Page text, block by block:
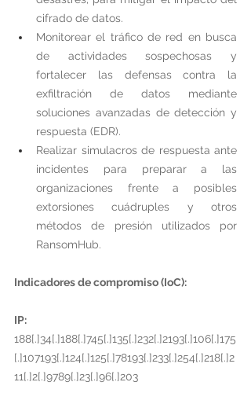
cifrado de datos.
Monitorear el tráfico de red en busca
de actividades sospechosas y
fortalecer las defensas contra la
exfiltración de datos mediante
soluciones avanzadas de detección y
respuesta (EDR).
Realizar simulacros de respuesta ante
incidentes para preparar a las
organizaciones frente a posibles
extorsiones cuádruples y otros
métodos de presión utilizados por
RansomHub.
Indicadores de compromiso (IoC):
IP:
188[.]34[.]188[.]745[.]135[.]232[.]2193[.]106[.]175
[.]107193[.]124[.]125[.]78193[.]233[.]254[.]218[.]2
11[.]2[.]9789[.]23[.]96[.]203